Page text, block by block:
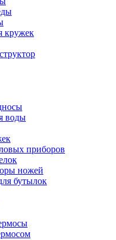
кружек
воды
приборов
ножей
бутылок